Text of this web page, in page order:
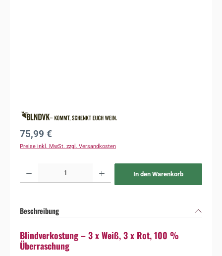
Regulärer Preis:
75,99 €
Preise inkl. MwSt. zzgl. Versandkosten
In den Warenkorb
Beschreibung
Blindverkostung – 3 x Weiß, 3 x Rot, 100 %
Überraschung